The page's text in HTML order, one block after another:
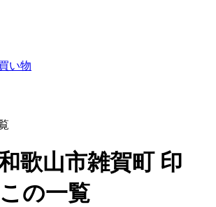
い物
歌山市雑賀町 印
の一覧